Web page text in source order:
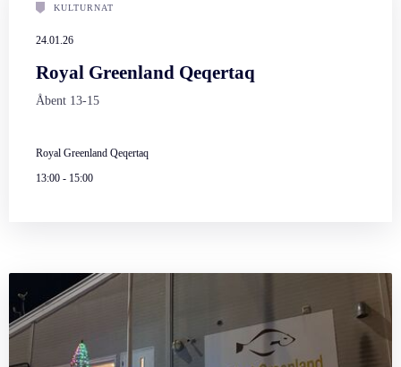
KULTURNAT
24.01.26
Royal Greenland Qeqertaq
Åbent 13-15
Royal Greenland Qeqertaq
13:00 - 15:00